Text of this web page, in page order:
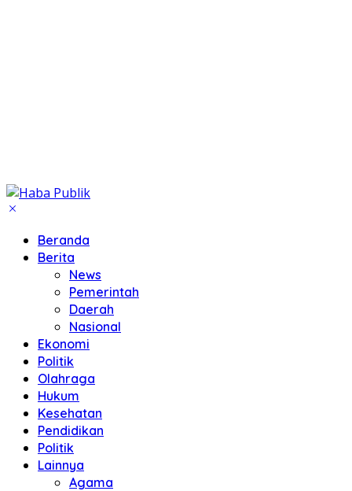
Beranda
Berita
News
Pemerintah
Daerah
Nasional
Ekonomi
Politik
Olahraga
Hukum
Kesehatan
Pendidikan
Politik
Lainnya
Agama